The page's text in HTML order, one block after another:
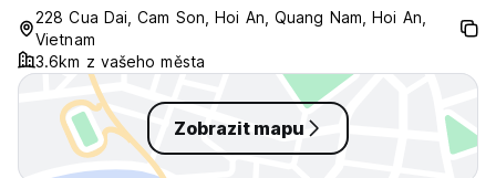
which only takes maybe 20
minutes. If you’re mid 20s or older
it’s the perfect stay
228 Cua Dai, Cam Son, Hoi An, Quang Nam, Hoi An,
Vietnam
3.6km z vašeho města
Zobrazit mapu